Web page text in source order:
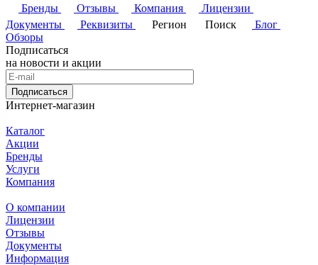
Бренды
Отзывы Компания
Лицензии
Документы
Реквизиты Регион Поиск
Блог
Обзоры
Подписаться
на новости и акции
Подписаться
Интернет-магазин
Каталог
Акции
Бренды
Услуги
Компания
О компании
Лицензии
Отзывы
Документы
Информация